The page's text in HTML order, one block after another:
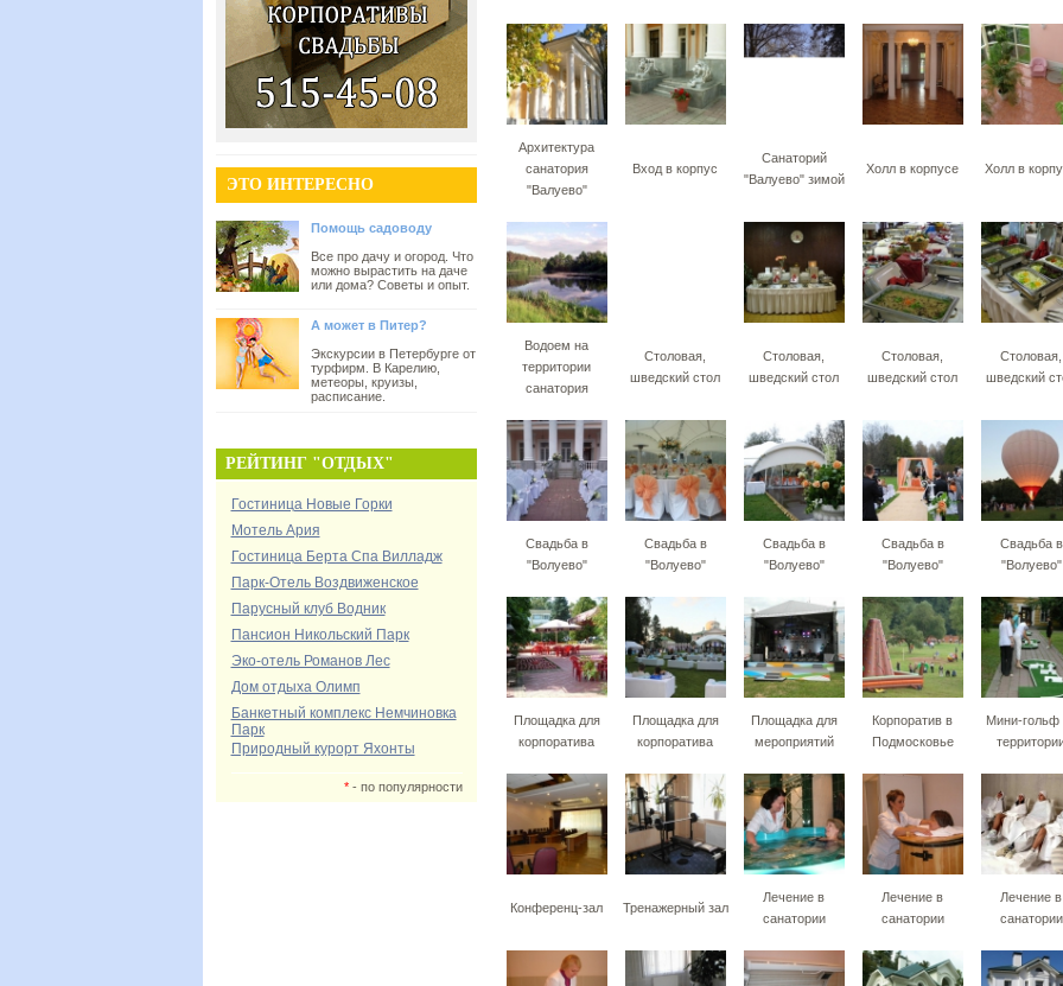
ЭТО ИНТЕРЕСНО
Помощь садоводу
Все про дачу и огород. Что
можно вырастить на даче
или дома? Советы и опыт.
А может в Питер?
Экскурсии в Петербурге от
турфирм. В Карелию,
метеоры, круизы,
расписание.
РЕЙТИНГ "ОТДЫХ"
Гостиница Новые Горки
Мотель Ария
Гостиница Берта Спа Вилладж
Парк-Отель Воздвиженское
Парусный клуб Водник
Пансион Никольский Парк
Эко-отель Романов Лес
Дом отдыха Олимп
Банкетный комплекс Немчиновка
Парк
Природный курорт Яхонты
*- по популярности
Архитектура
санатория
"Валуево"
Вход в корпус
Санаторий
"Валуево" зимой
Холл в корпусе Холл в
Водоем на
территории
санатория
Столовая,
шведский стол
Столовая,
шведский стол
Столовая,
шведский стол
Столовая,
шведский
Свадьба в
"Волуево"
Свадьба в
"Волуево"
Свадьба в
"Волуево"
Свадьба в
"Волуево"
Свадьба в
"Волуево"
Площадка для
корпоратива
Площадка для
корпоратива
Площадка для
мероприятий
Корпоратив в
Подмосковье
Мини-гольф
Конференц-зал Тренажерный зал
Лечение в
санатории
Лечение в
санатории
Лечение в
санатории